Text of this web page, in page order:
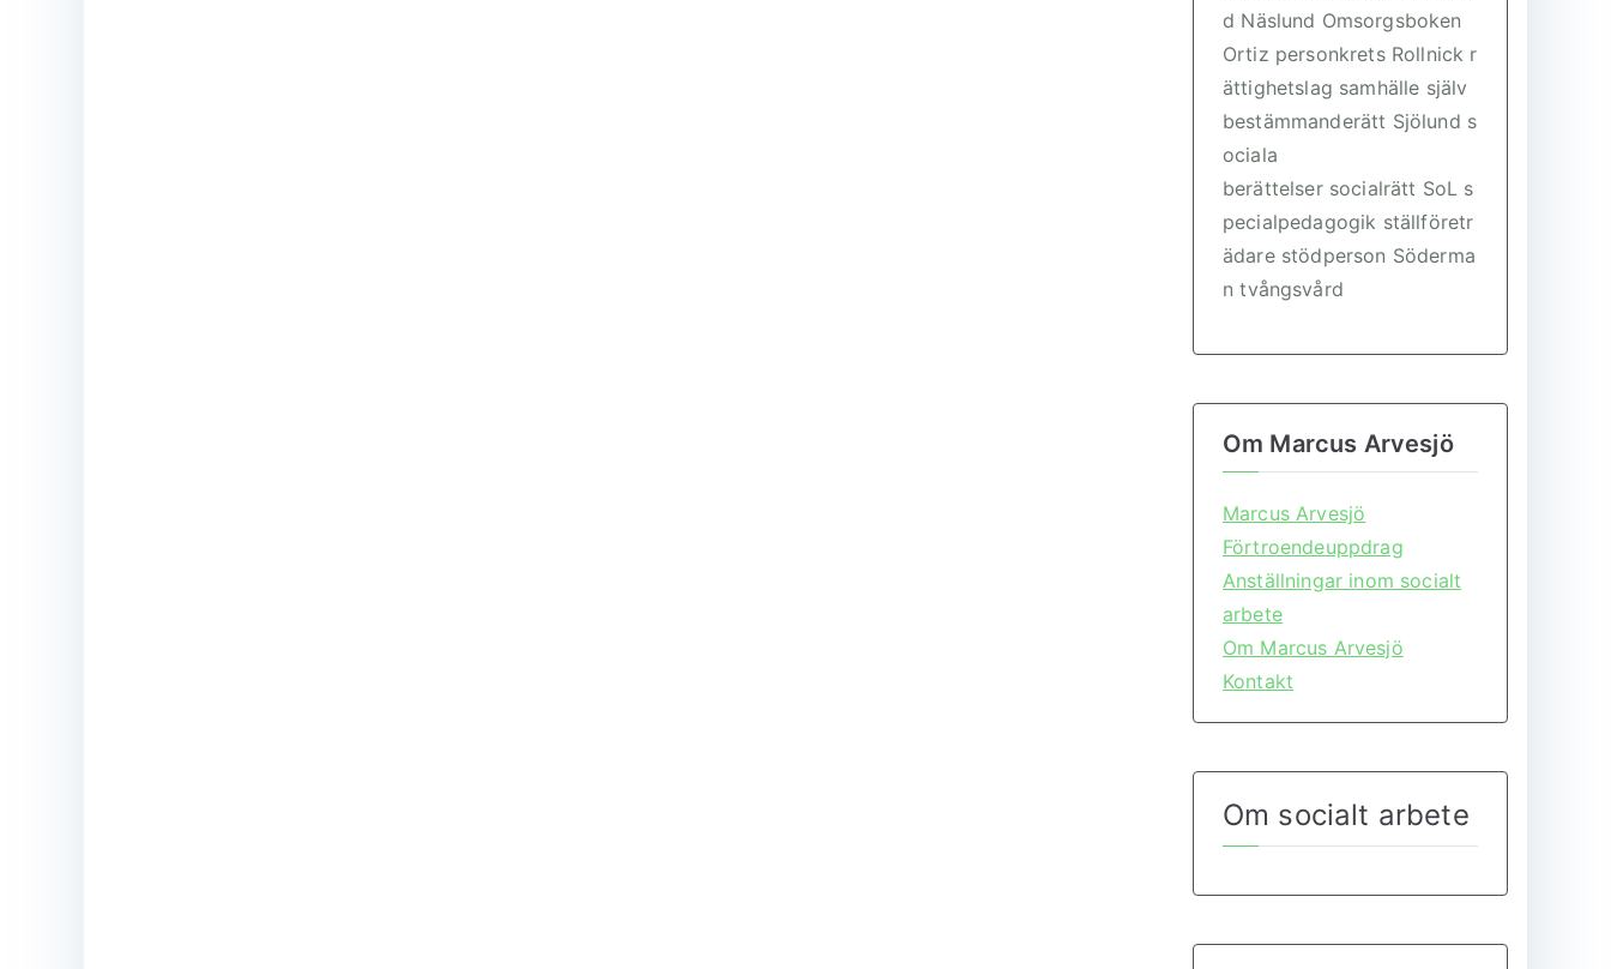
d Näslund Omsorgsboken
Ortiz personkrets Rollnick r
ättighetslag samhälle själv
bestämmanderätt Sjölund s
ociala
berättelser socialrätt SoL s
pecialpedagogik ställföretr
ädare stödperson Söderma
n tvångsvård
Om Marcus Arvesjö
Marcus Arvesjö
Förtroendeuppdrag
Anställningar inom socialt
arbete
Om Marcus Arvesjö
Kontakt
Om socialt arbete